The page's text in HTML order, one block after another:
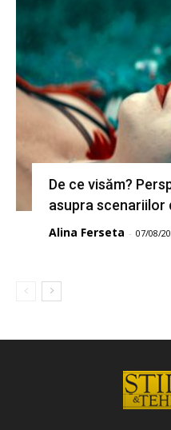
De ce visăm?
asupra scenariilor
Alina Ferseta - 07/08/